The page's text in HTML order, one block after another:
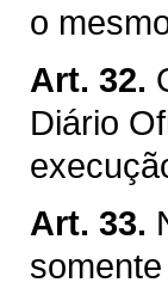
o
Art. 32.
Diário
Art. 33.